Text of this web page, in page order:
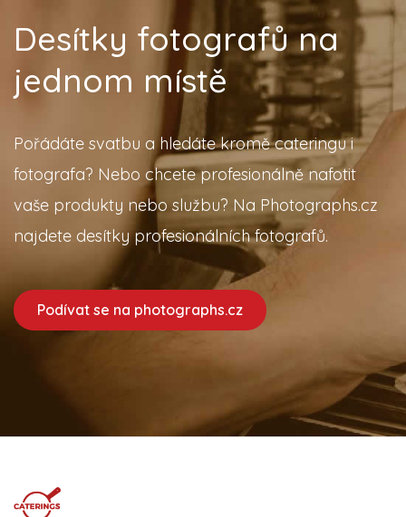
Desítky fotografů na
jednom místě
Pořádáte svatbu a hledáte kromě cateringu i
fotografa? Nebo chcete profesionálně nafotit
vaše produkty nebo službu? Na Photographs.cz
najdete desítky profesionálních fotografů.
Podívat se na photographs.cz